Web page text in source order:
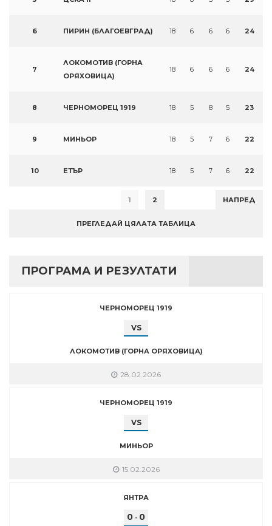
6 ПИРИН (БЛАГОЕВГРАД) 18 6 6 6 24
7
ЛОКОМОТИВ (ГОРНА
ОРЯХОВИЦА)
18 6 6 6 24
8 ЧЕРНОМОРЕЦ 1919 18 5 8 5 23
9 МИНЬОР 18 5 7 6 22
10 ЕТЪР 18 5 7 6 22
1 2 НАПРЕД
ПРЕГЛЕДАЙ ЦЯЛАТА ТАБЛИЦА
ПРОГРАМА И РЕЗУЛТАТИ
ЧЕРНОМОРЕЦ 1919
VS
ЛОКОМОТИВ (ГОРНА ОРЯХОВИЦА)
28.02.2026
ЧЕРНОМОРЕЦ 1919
VS
МИНЬОР
15.02.2026
ЯНТРА
0 - 0